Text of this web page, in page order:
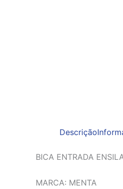
Descrição
BICA ENTRADA
MARCA: MENTA